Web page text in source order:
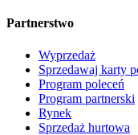
Partnerstwo
Wyprzedaż
Sprzedawaj karty
Program poleceń
Program partnerski
Rynek
Sprzedaż hurtowa